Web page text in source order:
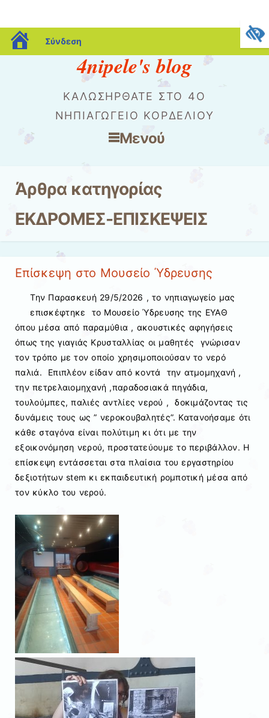
blogs.sch.gr
Σύνδεση
4nipele's blog
ΚΑΛΩΣΗΡΘΑΤΕ ΣΤΟ 4Ο
ΝΗΠΙΑΓΩΓΕΙΟ ΚΟΡΔΕΛΙΟΥ
Μενού
Άρθρα κατηγορίας
ΕΚΔΡΟΜΕΣ-ΕΠΙΣΚΕΨΕΙΣ
Επίσκεψη στο Μουσείο Ύδρευσης
Την Παρασκευή 29/5/2026 , το νηπιαγωγείο μας
επισκέφτηκε το Μουσείο Ύδρευσης της ΕΥΑΘ
όπου μέσα από παραμύθια , ακουστικές αφηγήσεις
όπως της γιαγιάς Κρυσταλλίας οι μαθητές γνώρισαν
τον τρόπο με τον οποίο χρησιμοποιούσαν το νερό
παλιά. Επιπλέον είδαν από κοντά την ατμομηχανή ,
την πετρελαιομηχανή ,παραδοσιακά πηγάδια,
τουλούμπες, παλιές αντλίες νερού , δοκιμάζοντας τις
δυνάμεις τους ως ” νεροκουβαλητές”. Κατανοήσαμε ότι
κάθε σταγόνα είναι πολύτιμη κι ότι με την
εξοικονόμηση νερού, προστατεύουμε το περιβάλλον. Η
επίσκεψη εντάσσεται στα πλαίσια του εργαστηρίου
δεξιοτήτων stem κι εκπαιδευτική ρομποτική μέσα από
τον κύκλο του νερού.